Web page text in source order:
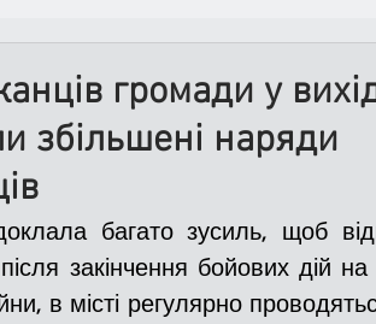
Події
ДТП Рятувальники
громади у
збільшені наряди
багато зусиль, щоб
закінчення бойових дій на
в місті регулярно